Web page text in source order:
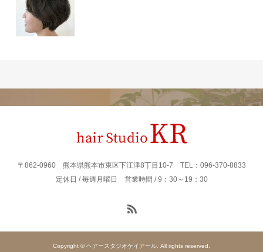
〒862‐0960 熊本県熊本市東区下江津8丁目10-7 TEL：096-370-8833
定休日 / 毎週月曜日 営業時間 / 9：30～19：30
Copyright © ヘアースタジオケイアール. All rights reserved.